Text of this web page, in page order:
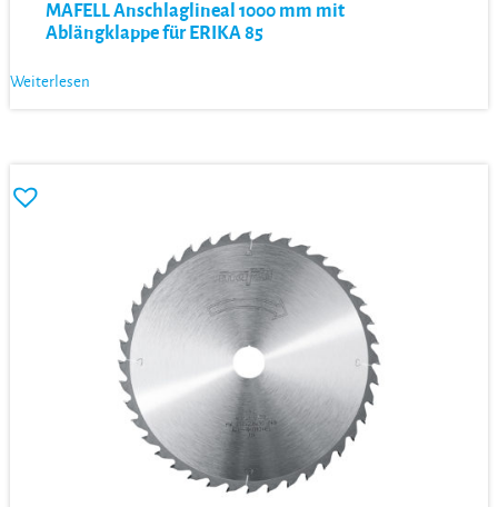
MAFELL Anschlaglineal 1000 mm mit
Ablängklappe für ERIKA 85
Weiterlesen